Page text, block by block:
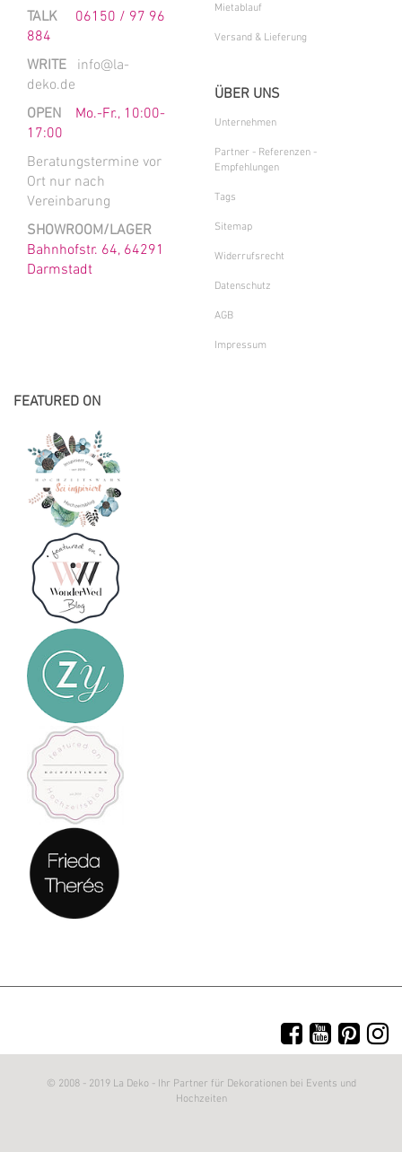
TALK 06150 / 97 96
884
WRITE info@la-
deko.de
OPEN Mo.-Fr., 10:00-
17:00
Beratungstermine vor
Ort nur nach
Vereinbarung
SHOWROOM/LAGER
Bahnhofstr. 64, 64291
Darmstadt
Mietablauf
Versand & Lieferung
ÜBER UNS
Unternehmen
Partner - Referenzen -
Empfehlungen
Tags
Sitemap
Widerrufsrecht
Datenschutz
AGB
Impressum
FEATURED ON
© 2008 - 2019 La Deko - Ihr Partner für Dekorationen bei Events und
Hochzeiten